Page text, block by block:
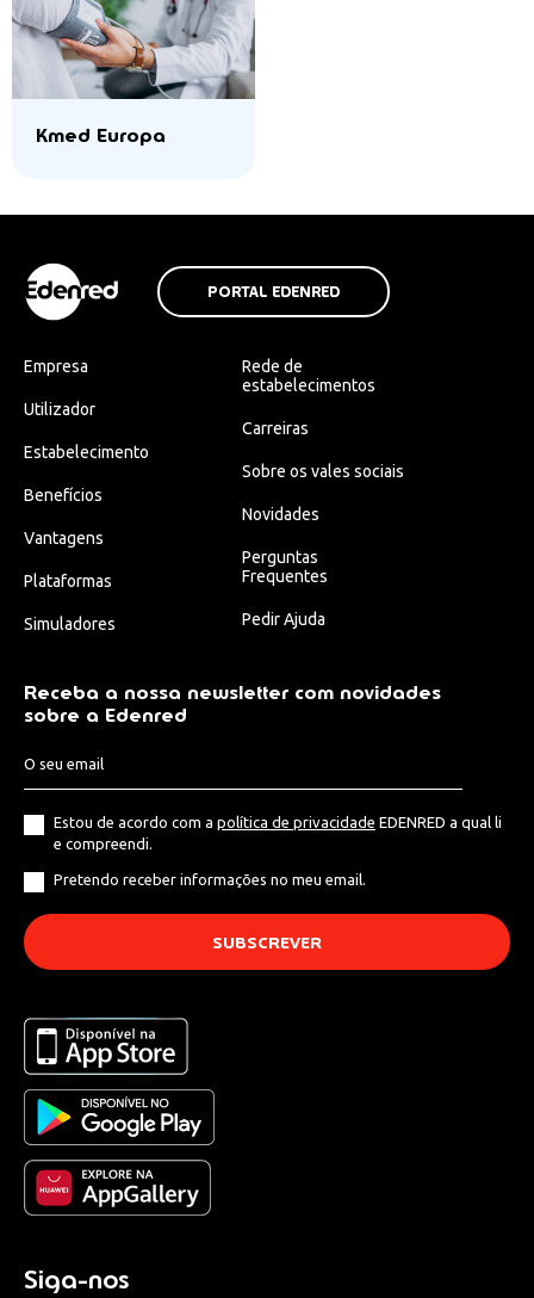
Kmed Europa
PORTAL EDENRED
Empresa
Utilizador
Estabelecimento
Benefícios
Vantagens
Plataformas
Simuladores
Rede de
estabelecimentos
Carreiras
Sobre os vales sociais
Novidades
Perguntas
Frequentes
Pedir Ajuda
Receba a nossa newsletter com novidades
sobre a Edenred
Estou de acordo com a política de privacidade EDENRED a qual li
e compreendi.
Pretendo receber informações no meu email.
Siga-nos